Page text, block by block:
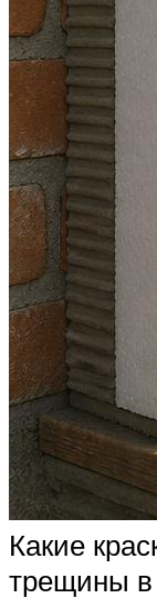
Какие
трещины в